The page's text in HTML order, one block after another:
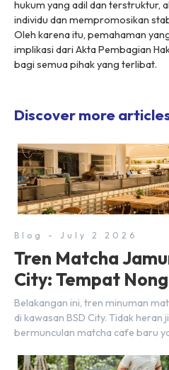
hukum yang adil dan terstruktur,
individu dan mempromosikan
Oleh karena itu, pemahaman
implikasi dari Akta Pembagian
bagi semua pihak yang terlibat.
Discover more
Blog - July 2 2026
Tren Matcha
City: Tempat
Estetik Dekat
Belakangan ini, tren minuman
di kawasan BSD City. Tidak heran
bermunculan matcha cafe baru
nyaman, baik untuk produktif